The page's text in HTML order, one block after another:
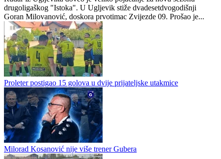
0 0
Rudar iz Ugljevika dobio veliko pojačanje
Rudar iz Ugljevika doveo je veliko pojačanje za novu sezonu
drugoligaškog "Istoka". U Ugljevik stiže dvadesetdvogodišnji
Goran Milovanović, doskora prvotimac Zvijezde 09. Prošao je...